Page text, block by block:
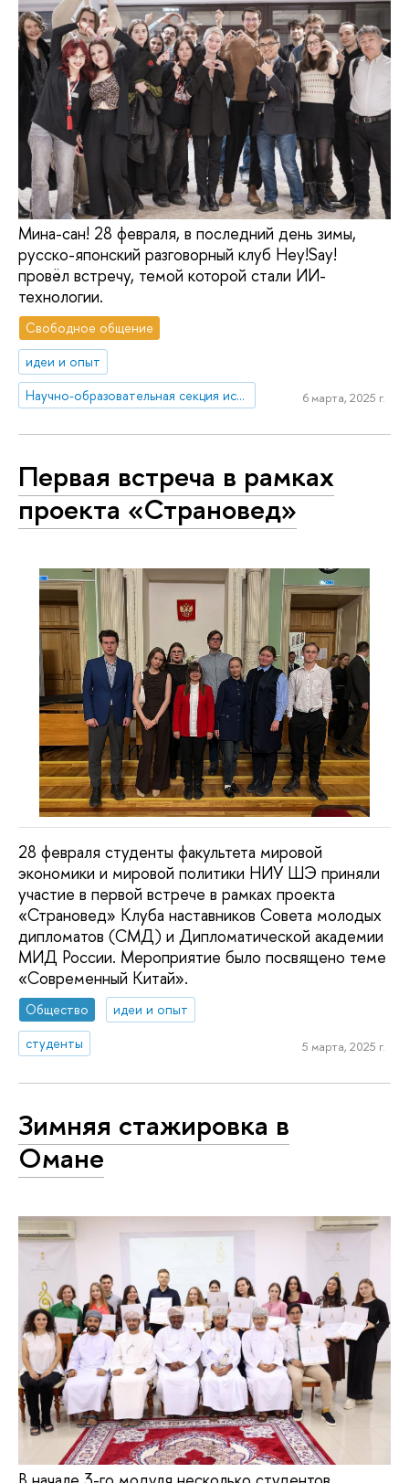
Мина-сан! 28 февраля, в последний день зимы,
русско-японский разговорный клуб Hey!Say!
провёл встречу, темой которой стали ИИ-
технологии.
Свободное общение
идеи и опыт
Научно-образовательная секция исследований Японии
6 марта, 2025 г.
Первая встреча в рамках
проекта «Страновед»
28 февраля студенты факультета мировой
экономики и мировой политики НИУ ШЭ приняли
участие в первой встрече в рамках проекта
«Страновед» Клуба наставников Совета молодых
дипломатов (СМД) и Дипломатической академии
МИД России. Мероприятие было посвящено теме
«Современный Китай».
Общество
идеи и опыт
студенты
5 марта, 2025 г.
Зимняя стажировка в
Омане